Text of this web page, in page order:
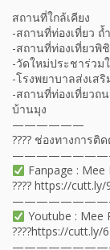
สถานที่ใกล้เคียง
-สถานที่ท่องเที่ยว ถ้
-สถานที่ท่องเที่ยวพิ
-วัดใหม่ประชาร่วม
-โรงพยาบาลส่งเส
-สถานที่ท่องเที่ยวถ
บ้านมุง
——————
???? ช่องทางการติด
Fanpage :
???? https://cutt.ly/
Youtube : Mee
????https://cutt.ly/